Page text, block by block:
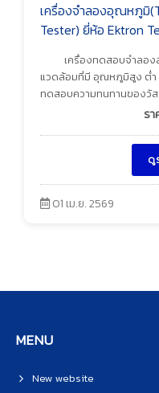
เครื่องจำลองอุณหภูมิ
Tester) ยี่ห้อ Ektron
เครื่องทดสอบจำลอ
แวดล้อมที่มี อุณหภูมิสูง ต่ำ
ทดสอบความทนทานของวั
รา
ดู
01 เม.ย. 2569
MENU
New website